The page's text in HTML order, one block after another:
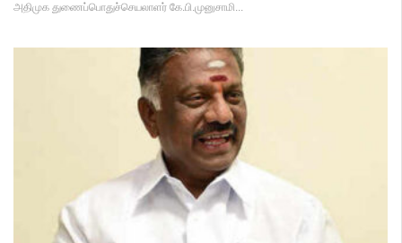
அதிமுக துணைப்பொதுச்செயலாளர் கே.பி.முனுசாமி...